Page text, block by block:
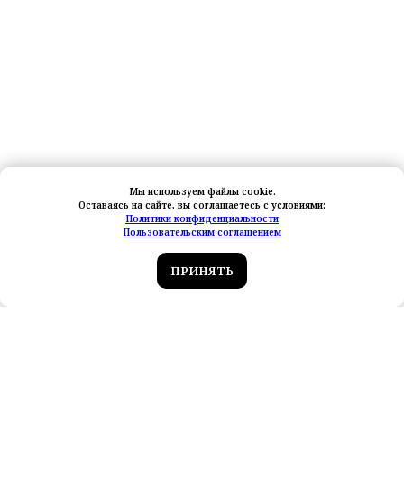
Мы используем файлы cookie.
Оставаясь на сайте, вы соглашаетесь с условиями:
Политики конфиденциальности
Пользовательским соглашением
ПРИНЯТЬ